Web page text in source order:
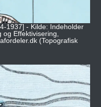
1937] - Kilde: Indeholder
og Effektivisering,
(Topografisk